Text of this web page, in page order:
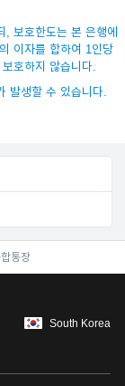
보호한도는 본 은행에
이자를 합하여 1인당
호하지 않습니다.
발생할 수 있습니다.
통장
South Korea